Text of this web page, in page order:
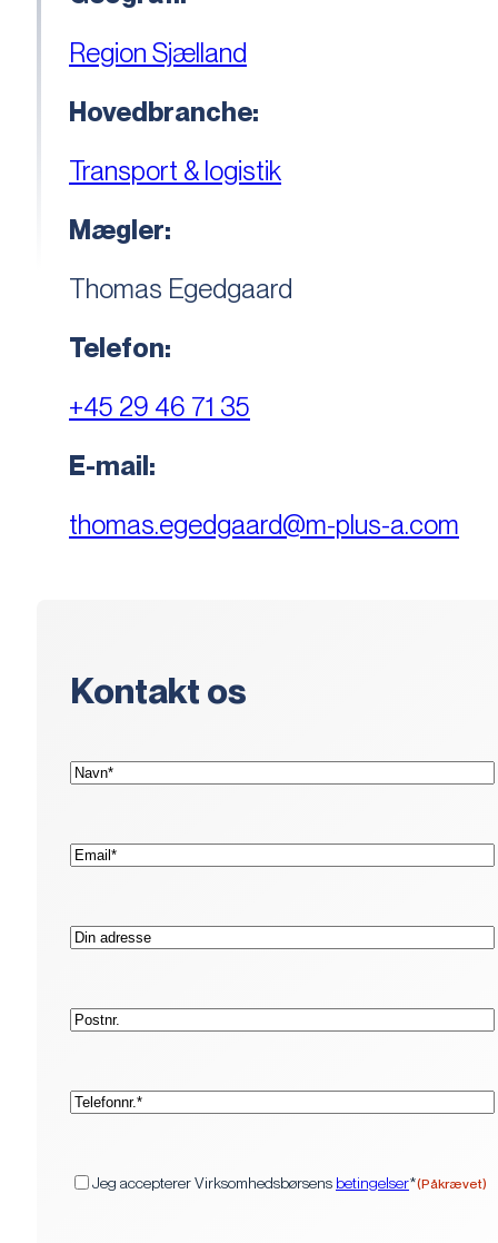
Region Sjælland
Hovedbranche:
Transport & logistik
Mægler:
Thomas Egedgaard
Telefon:
+45 29 46 71 35
E-mail:
thomas.egedgaard@m-plus-a.com
Kontakt os
Navn*
E-
mail*
Adresse
Postnr.
Telefon*
Jeg accepterer Virksomhedsbørsens betingelser*(Påkrævet)